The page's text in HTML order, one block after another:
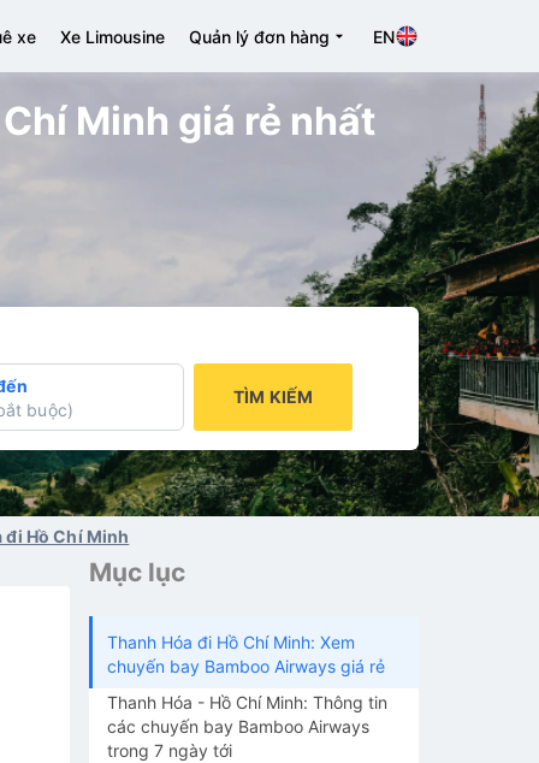
xe Xe Limousine Quản lý đơn hàng EN
Minh giá rẻ nhất
buộc)
TÌM KIẾM
đi Hồ Chí Minh
Mục lục
Thanh Hóa đi Hồ Chí Minh: Xem
chuyến bay Bamboo Airways giá rẻ
Thanh Hóa - Hồ Chí Minh: Thông tin
các chuyến bay Bamboo Airways
trong 7 ngày tới